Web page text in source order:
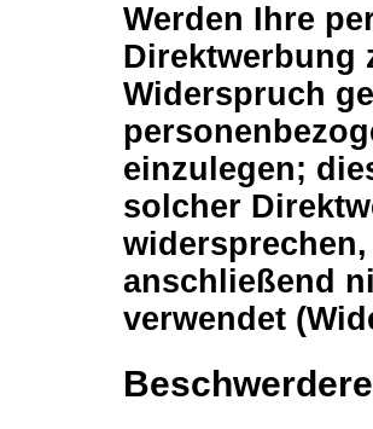
Werden Ihre
Direktwerbung
Widerspruch
einzulegen;
solcher
anschließend
verwendet